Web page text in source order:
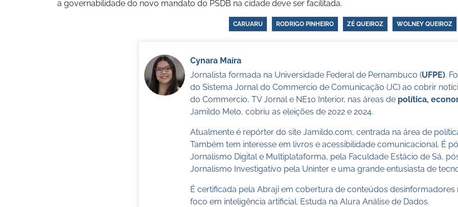
a governabilidade do novo mandato do PSDB na cidade deve ser facilitada.
CARUARU RODRIGO PINHEIRO ZÉ QUEIROZ WOLNEY QUEIROZ
Cynara Maíra
Jornalista formada na Universidade Federal de Pernambuco (UFPE).
do Sistema Jornal do Commercio de Comunicação (JC) ao cobrir
do Commercio, TV Jornal e NE10 Interior, nas áreas de política,
Jamildo Melo, cobriu as eleições de 2022 e 2024.
Atualmente é repórter do site Jamildo.com, centrada na área de
Também tem interesse em livros e acessibilidade comunicacional. É
Jornalismo Digital e Multiplataforma, pela Faculdade Estácio de Sá,
Jornalismo Investigativo pela Uninter e uma grande entusiasta de
É certificada pela Abraji em cobertura de conteúdos desinformadores
foco em inteligência artificial. Estuda na Alura Análise de Dados.